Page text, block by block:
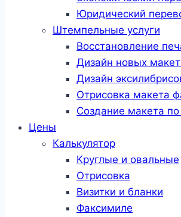
Юридический
Штемпельные услуги
Восстановление
Дизайн новых
Дизайн
Отрисовка макета
Создание макета
Цены
Калькулятор
Круглые и овальные
Отрисовка
Визитки и бланки
Факсимиле